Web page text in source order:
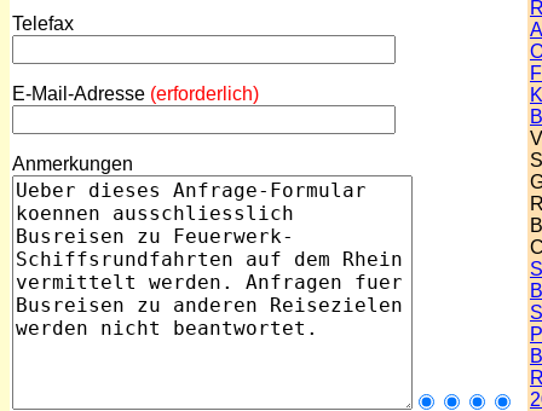
Telefax
E-Mail-Adresse (erforderlich)
Anmerkungen